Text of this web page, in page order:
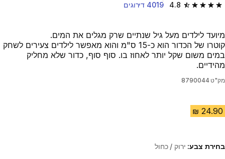
4.8 4.8 out of 5 stars from 4019 reviews 4019 דירוגים
מיועד לילדים מעל גיל שנתיים שרק מגלים את המים.
קוטרו של הכדור הוא כ-15 ס"מ והוא מאפשר לילדים צעירים לשחק
במים משום שקל יותר לאחוז בו. סוף סוף, כדור שלא מחליק
מהידיים.
מק"ט 8790044
בחירת צבע: ירוק / כחול